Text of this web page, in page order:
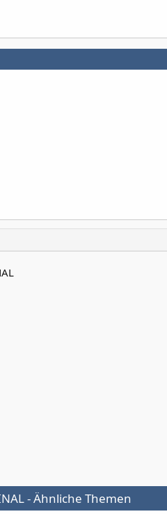
- Ähnliche Themen